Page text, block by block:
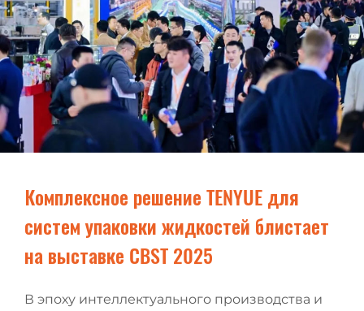
Комплексное решение TENYUE для
систем упаковки жидкостей блистает
на выставке CBST 2025
В эпоху интеллектуального производства и